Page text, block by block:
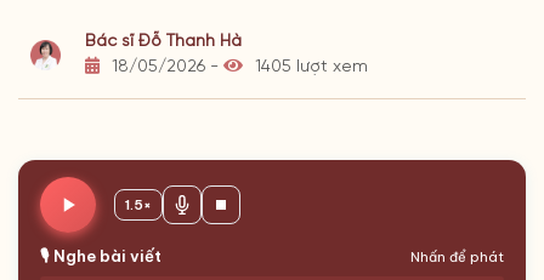
Bác sĩ Đỗ Thanh Hà
18/05/2026 -
1405 lượt xem
🎙️ Nghe bài viết Nhấn để phát
1.5×